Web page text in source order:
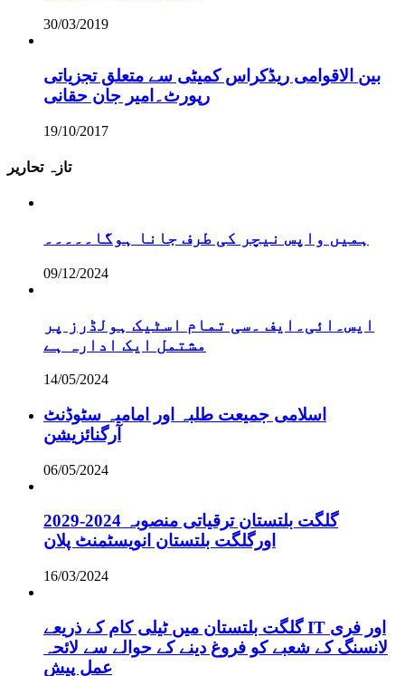
30/03/2019
بین الاقوامی ریڈکراس کمیٹی سے متعلق تجزیاتی
رپورٹ۔امیر جان حقانی
19/10/2017
تازہ تحاریر
ہمیں واپس نیچر کی طرف جانا ہوگا۔۔۔۔۔
09/12/2024
ایس۔ائی۔ایف ۔سی تمام اسٹیک ہولڈرز پر
مشتمل ایک ادارہ ہے
14/05/2024
اسلامی جمیعت طلبہ اور امامیہ سٹوڈنٹ
آرگنائزیشن
06/05/2024
گلگت بلتستان ترقیاتی منصوبہ 2024-2029
اورگلگت بلتستان انویسٹمنٹ پلان
16/03/2024
گلگت بلتستان میں ٹیلی کام کے ذریعے IT اور فری
لانسنگ کے شعبے کو فروغ دینے کے حوالے سے لائحہ
عمل پیش